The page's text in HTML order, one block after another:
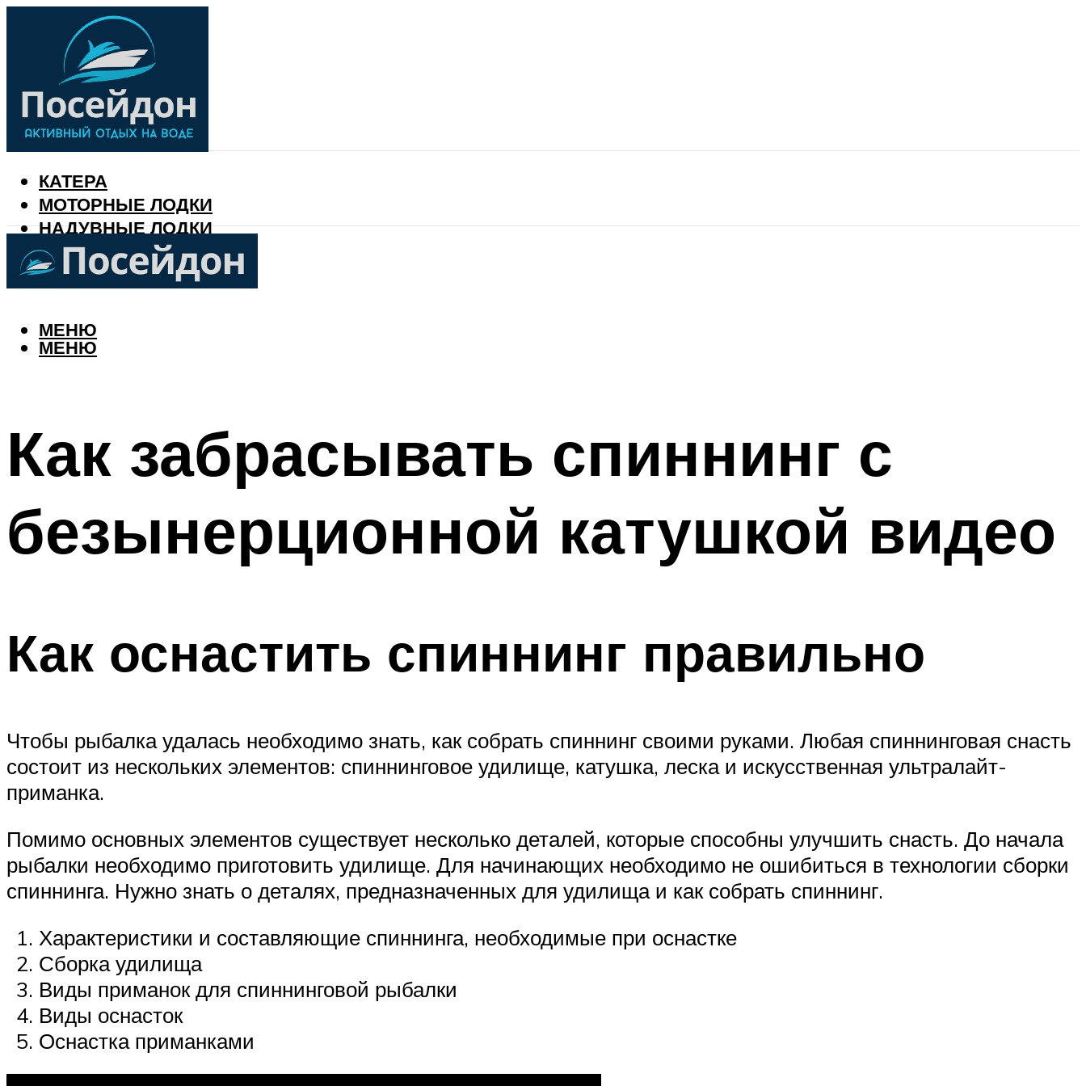
КАТЕРА
МОТОРНЫЕ ЛОДКИ
НАДУВНЫЕ ЛОДКИ
РЫБАЛКА
КАЛЕНДАРЬ РЫБАКА
МЕНЮ
МЕНЮ
Как забрасывать спиннинг с
безынерционной катушкой видео
Как оснастить спиннинг правильно
Чтобы рыбалка удалась необходимо знать, как собрать спиннинг своими руками. Любая спиннинговая снасть
состоит из нескольких элементов: спиннинговое удилище, катушка, леска и искусственная ультралайт-
приманка.
Помимо основных элементов существует несколько деталей, которые способны улучшить снасть. До начала
рыбалки необходимо приготовить удилище. Для начинающих необходимо не ошибиться в технологии сборки
спиннинга. Нужно знать о деталях, предназначенных для удилища и как собрать спиннинг.
Характеристики и составляющие спиннинга, необходимые при оснастке
Сборка удилища
Виды приманок для спиннинговой рыбалки
Виды оснасток
Оснастка приманками